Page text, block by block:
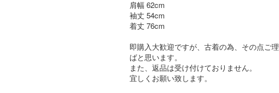
肩幅 62cm
袖丈 54cm
着丈 76cm
即購入大歓迎ですが、古着の為、その点ご
ばと思います。
また、返品は受け付けておりません。
宜しくお願い致します。